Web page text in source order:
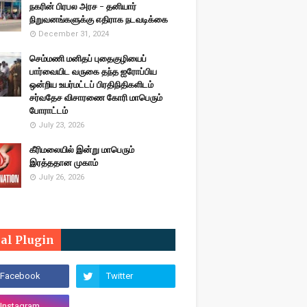
நகரின் பிரபல அரச - தனியார்
நிறுவனங்களுக்கு எதிராக நடவடிக்கை
December 31, 2024
செம்மணி மனிதப் புதைகுழியைப்
பார்வையிட வருகை தந்த ஐரோப்பிய
ஒன்றிய உயர்மட்டப் பிரதிநிதிகளிடம்
சர்வதேச விசாரணை கோரி மாபெரும்
போராட்டம்
July 23, 2026
கீரிமலையில் இன்று மாபெரும்
இரத்ததான முகாம்
July 26, 2026
Plugin